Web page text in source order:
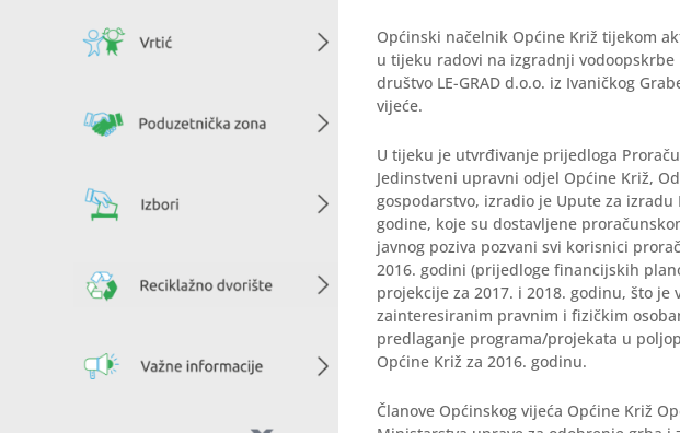
Općinski načelnik Općine Križ tijekom
u tijeku radovi na izgradnji vodoopskrbe
društvo LE-GRAD d.o.o. iz Ivaničkog
vijeće.
U tijeku je utvrđivanje prijedloga
Jedinstveni upravni odjel Općine Križ,
gospodarstvo, izradio je Upute za
godine, koje su dostavljene
javnog poziva pozvani svi korisnici
2016. godini (prijedloge financijskih
projekcije za 2017. i 2018. godinu, što
zainteresiranim pravnim i fizičkim
predlaganje programa/projekata u
Općine Križ za 2016. godinu.
Članove Općinskog vijeća Općine Križ